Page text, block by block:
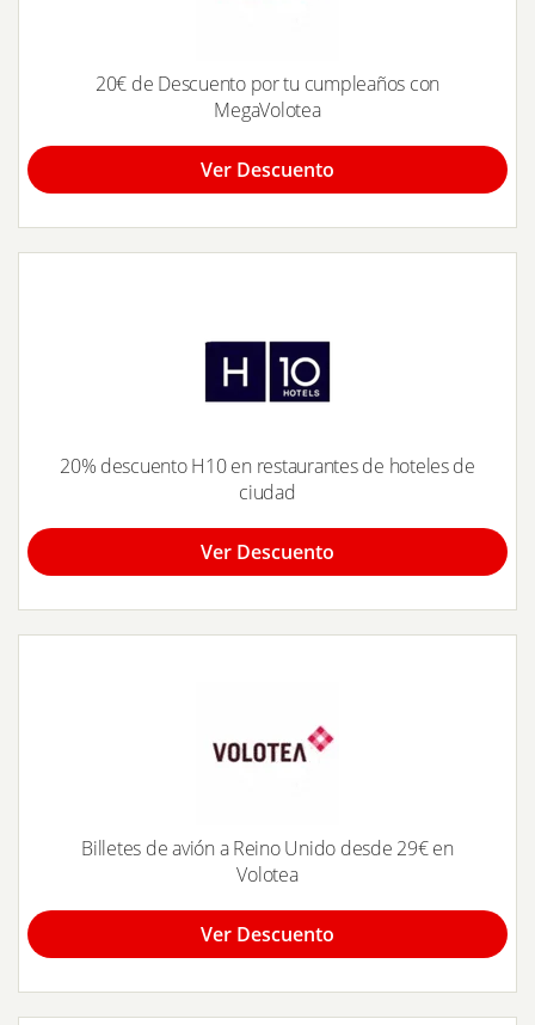
20€ de Descuento por tu cumpleaños con
MegaVolotea
Ver Descuento
20% descuento H10 en restaurantes de hoteles de
ciudad
Ver Descuento
Billetes de avión a Reino Unido desde 29€ en
Volotea
Ver Descuento